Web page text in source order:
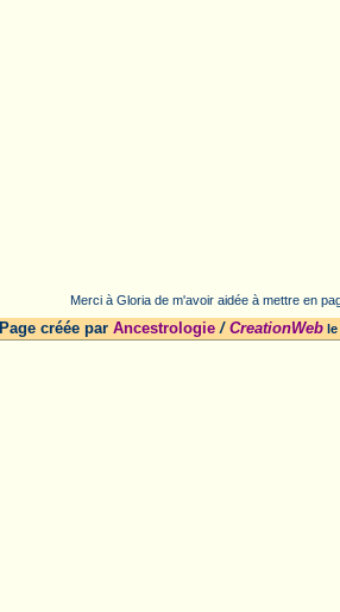
Merci à Gloria de m'avoir aidée à mettre en
Page créée par Ancestrologie/ CreationWeble